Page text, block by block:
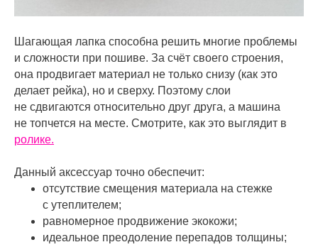
Шагающая лапка способна решить многие проблемы
и сложности при пошиве. За счёт своего строения,
она продвигает материал не только снизу (как это
делает рейка), но и сверху. Поэтому слои
не сдвигаются относительно друг друга, а машина
не топчется на месте. Смотрите, как это выглядит в
ролике.
Данный аксессуар точно обеспечит:
отсутствие смещения материала на стежке
с утеплителем;
равномерное продвижение экокожи;
идеальное преодоление перепадов толщины;